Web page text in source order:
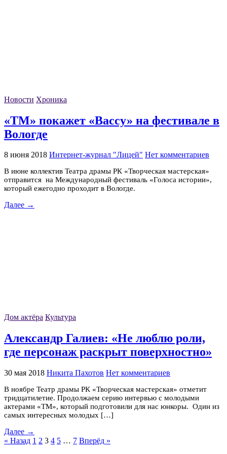
Новости Хроника
«ТМ» покажет «Вассу» на фестивале в
Вологде
8 июня 2018 Интернет-журнал "Лицей" Нет комментариев
В июне коллектив Театра драмы РК «Творческая мастерская»
отправится на Международный фестиваль «Голоса истории»,
который ежегодно проходит в Вологде.
Далее →
Дом актёра Культура
Александр Галиев: «Не люблю роли,
где персонаж раскрыт поверхностно»
30 мая 2018 Никита Пахотов Нет комментариев
В ноябре Театр драмы РК «Творческая мастерская» отметит
тридцатилетие. Продолжаем серию интервью с молодыми
актерами «ТМ», который подготовили для нас юнкоры. Один из
самых интересных молодых […]
Далее →
« Назад 1 2 3 4 5 … 7 Вперёд »